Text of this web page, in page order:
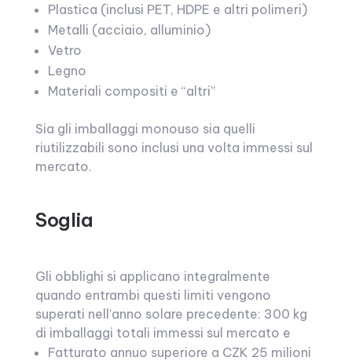
Plastica (inclusi PET, HDPE e altri polimeri)
Metalli (acciaio, alluminio)
Vetro
Legno
Materiali compositi e “altri”
Sia gli imballaggi monouso sia quelli
riutilizzabili sono inclusi una volta immessi sul
mercato.
Soglia
Gli obblighi si applicano integralmente
quando entrambi questi limiti vengono
superati nell’anno solare precedente: 300 kg
di imballaggi totali immessi sul mercato e
Fatturato annuo superiore a CZK 25 milioni